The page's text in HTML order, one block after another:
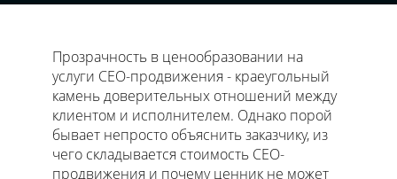
Прозрачность в ценообразовании на
услуги СЕО-продвижения - краеугольный
камень доверительных отношений между
клиентом и исполнителем. Однако порой
бывает непросто объяснить заказчику, из
чего складывается стоимость СЕО-
продвижения и почему ценник не может